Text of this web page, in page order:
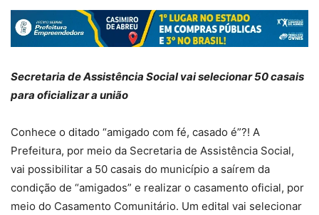
Secretaria de Assistência Social vai selecionar 50 casais
para oficializar a união
Conhece o ditado “amigado com fé, casado é”?! A
Prefeitura, por meio da Secretaria de Assistência Social,
vai possibilitar a 50 casais do município a saírem da
condição de “amigados” e realizar o casamento oficial, por
meio do Casamento Comunitário. Um edital vai selecionar